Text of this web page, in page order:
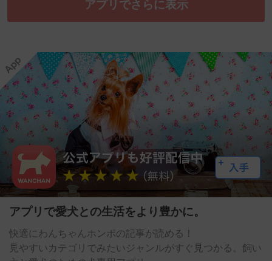
アプリでさらに表示
アプリで愛犬との生活をより豊かに。
快適にわんちゃんホンポの記事が読める！
見やすいカテゴリでみたいジャンルがすぐ見つかる。飼い